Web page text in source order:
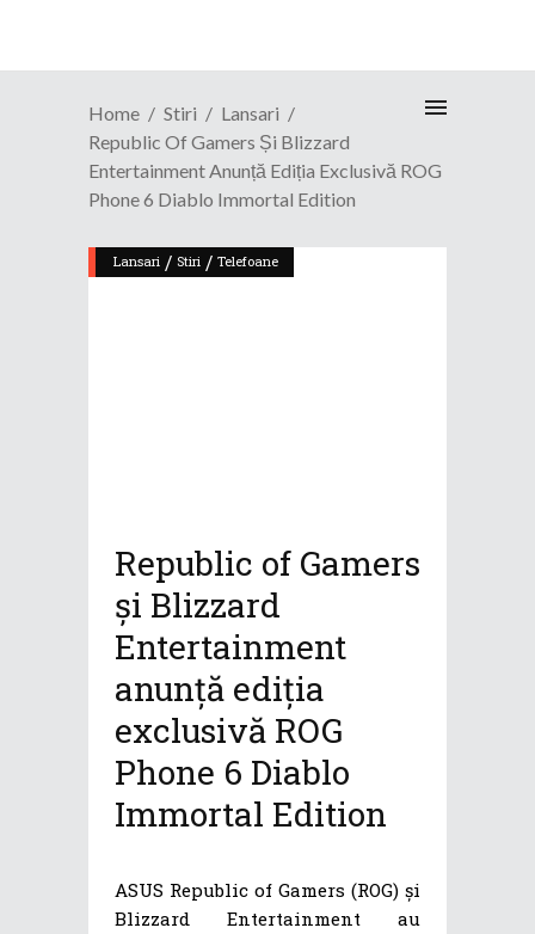
Home Stiri
Lansari
Republic Of Gamers Și Blizzard
Entertainment Anunță Ediția Exclusivă ROG
Phone 6 Diablo Immortal Edition
Lansari / Stiri / Telefoane
Republic of Gamers
și Blizzard
Entertainment
anunță ediția
exclusivă ROG
Phone 6 Diablo
Immortal Edition
ASUS Republic of Gamers (ROG) și
Blizzard Entertainment au